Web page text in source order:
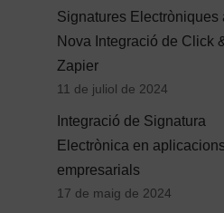
Signatures Electròniques
Nova Integració de Click
Zapier
11 de juliol de 2024
Integració de Signatura
Electrònica en
empresarials
17 de maig de 2024